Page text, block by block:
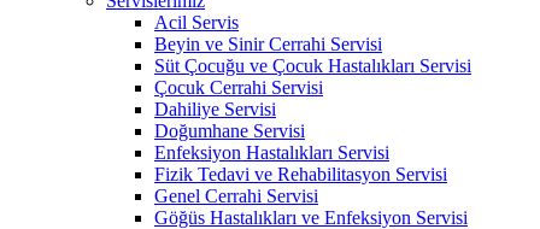
Acil Servis
Beyin ve Sinir Cerrahi Servisi
Süt Çocuğu ve Çocuk Hastalıkları Servisi
Çocuk Cerrahi Servisi
Dahiliye Servisi
Doğumhane Servisi
Enfeksiyon Hastalıkları Servisi
Fizik Tedavi ve Rehabilitasyon Servisi
Genel Cerrahi Servisi
Göğüs Hastalıkları ve Enfeksiyon Servisi